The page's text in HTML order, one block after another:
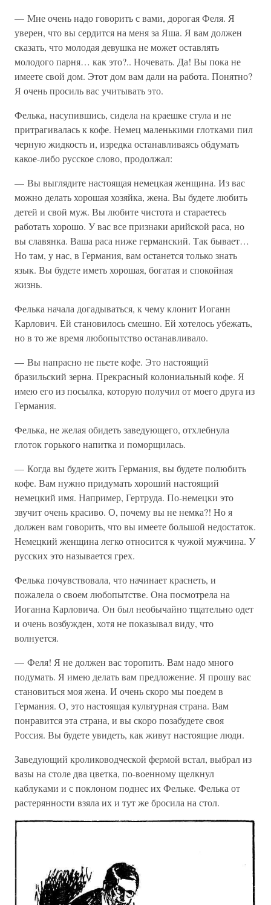
— Мне очень надо говорить с вами, дорогая Феля. Я
уверен, что вы сердится на меня за Яша. Я вам должен
сказать, что молодая девушка не может оставлять
молодого парня… как это?.. Ночевать. Да! Вы пока не
имеете свой дом. Этот дом вам дали на работа. Понятно?
Я очень просиль вас учитывать это.
Фелька, насупившись, сидела на краешке стула и не
притрагивалась к кофе. Немец маленькими глотками пил
черную жидкость и, изредка останавливаясь обдумать
какое-либо русское слово, продолжал:
— Вы выглядите настоящая немецкая женщина. Из вас
можно делать хорошая хозяйка, жена. Вы будете любить
детей и свой муж. Вы любите чистота и стараетесь
работать хорошо. У вас все признаки арийской раса, но
вы славянка. Ваша раса ниже германский. Так бывает…
Но там, у нас, в Германия, вам останется только знать
язык. Вы будете иметь хорошая, богатая и спокойная
жизнь.
Фелька начала догадываться, к чему клонит Иоганн
Карлович. Ей становилось смешно. Ей хотелось убежать,
но в то же время любопытство останавливало.
— Вы напрасно не пьете кофе. Это настоящий
бразильский зерна. Прекрасный колониальный кофе. Я
имею его из посылка, которую получил от моего друга из
Германия.
Фелька, не желая обидеть заведующего, отхлебнула
глоток горького напитка и поморщилась.
— Когда вы будете жить Германия, вы будете полюбить
кофе. Вам нужно придумать хороший настоящий
немецкий имя. Например, Гертруда. По-немецки это
звучит очень красиво. О, почему вы не немка?! Но я
должен вам говорить, что вы имеете большой недостаток.
Немецкий женщина легко относится к чужой мужчина. У
русских это называется грех.
Фелька почувствовала, что начинает краснеть, и
пожалела о своем любопытстве. Она посмотрела на
Иоганна Карловича. Он был необычайно тщательно одет
и очень возбужден, хотя не показывал виду, что
волнуется.
— Феля! Я не должен вас торопить. Вам надо много
подумать. Я имею делать вам предложение. Я прошу вас
становиться моя жена. И очень скоро мы поедем в
Германия. О, это настоящая культурная страна. Вам
понравится эта страна, и вы скоро позабудете своя
Россия. Вы будете увидеть, как живут настоящие люди.
Заведующий кролиководческой фермой встал, выбрал из
вазы на столе два цветка, по-военному щелкнул
каблуками и с поклоном поднес их Фельке. Фелька от
растерянности взяла их и тут же бросила на стол.